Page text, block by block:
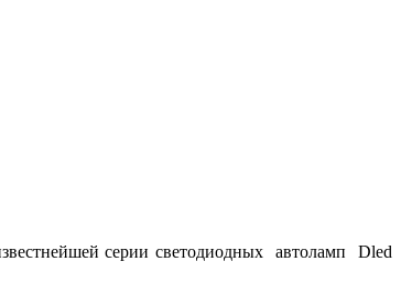
серии светодиодных автоламп Dled